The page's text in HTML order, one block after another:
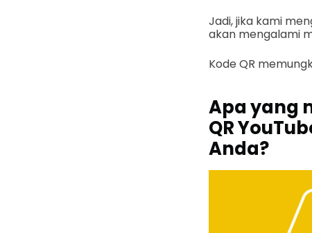
Jadi, jika kami
akan mengalami
Kode QR
Apa yang
QR
Anda?